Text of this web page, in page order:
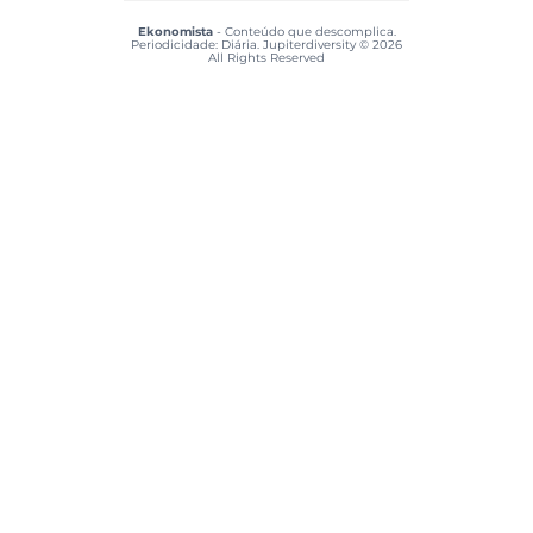
Ekonomista- Conteúdo que descomplica.
Periodicidade: Diária. Jupiterdiversity © 2026
All Rights Reserved